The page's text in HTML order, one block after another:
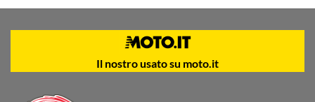
Il nostro usato su moto.it